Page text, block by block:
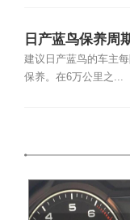
日产蓝鸟保养周
细表
建议日产蓝鸟的车主
保养。在6万公里之...